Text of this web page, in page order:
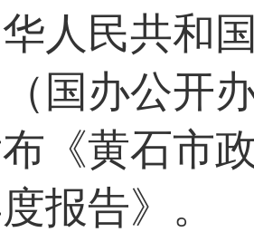
华人民共和
国办公开
《黄石市
报告》。